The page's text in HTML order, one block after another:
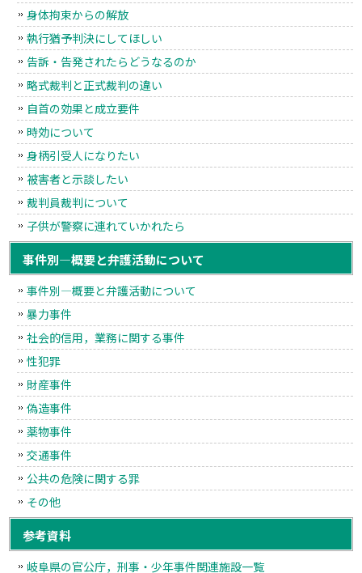
身体拘束からの解放
執行猶予判決にしてほしい
告訴・告発されたらどうなるのか
略式裁判と正式裁判の違い
自首の効果と成立要件
時効について
身柄引受人になりたい
被害者と示談したい
裁判員裁判について
子供が警察に連れていかれたら
事件別―概要と弁護活動について
事件別―概要と弁護活動について
暴力事件
社会的信用，業務に関する事件
性犯罪
財産事件
偽造事件
薬物事件
交通事件
公共の危険に関する罪
その他
参考資料
岐阜県の官公庁，刑事・少年事件関連施設一覧